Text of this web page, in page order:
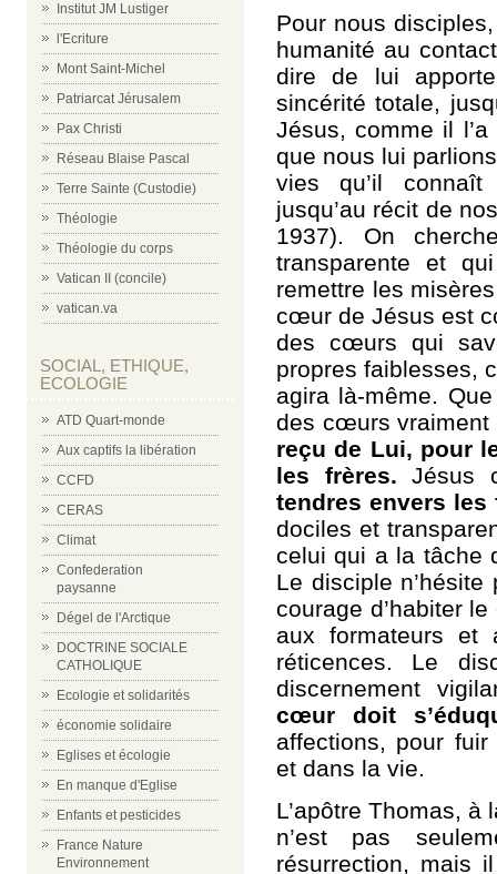
Institut JM Lustiger
l'Ecriture
Mont Saint-Michel
Patriarcat Jérusalem
Pax Christi
Réseau Blaise Pascal
Terre Sainte (Custodie)
Théologie
Théologie du corps
Vatican II (concile)
vatican.va
SOCIAL, ETHIQUE,
ECOLOGIE
ATD Quart-monde
Aux captifs la libération
CCFD
CERAS
Climat
Confederation
paysanne
Dégel de l'Arctique
DOCTRINE SOCIALE
CATHOLIQUE
Ecologie et solidarités
économie solidaire
Eglises et écologie
En manque d'Eglise
Enfants et pesticides
France Nature
Environnement
Pour nous
humanité au
dire de lui
sincérité totale,
Jésus, comme il
que nous lui
vies qu’il
jusqu’au récit de
1937). On
transparente et
remettre les
cœur de Jésus est
des cœurs qui
propres faiblesses,
agira là-même.
des cœurs
reçu de Lui, pour
les frères. Jésus
tendres envers
dociles et
celui qui a la tâche
Le disciple
courage d’habiter
aux formateurs et
réticences. Le
discernement
cœur doit
affections, pour
et dans la vie.
L’apôtre Thomas,
n’est pas
résurrection, mais